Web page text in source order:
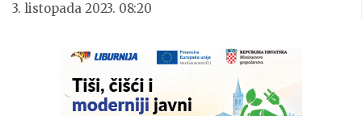
3. listopada 2023. 08:20